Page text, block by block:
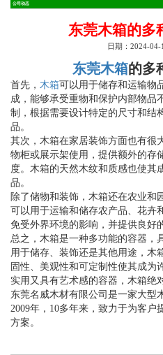
公司动态
东莞木箱的多
日期：2024-
东莞木箱的多
首先， 木箱可以用于储存和运输物
成，能够承受重物和保护内部物品
制，根据需要设计特定的尺寸和结
品。
其次，木箱在家居装饰方面也有很
物柜或展示架使用，提供额外的存
度。木箱的天然木纹和质感也使其
品。
除了储物和装饰，木箱还在农业和
可以用于运输和储存农产品、花卉
免受外界环境的影响，并提供良好
总之，木箱是一种多功能的容器，
用于储存、装饰还是其他用途，木
固性、美观性和可定制性使其成为
实用又具有艺术感的容器，木箱绝
东莞名威木材有限公司是一家大型
2009年，10多年来，致力于为客
方案。